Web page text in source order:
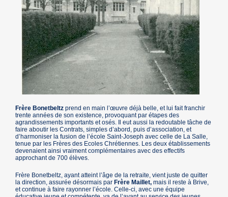
Frère Bonetbeltz prend en main l’œuvre déjà belle, et lui fait franchir
trente années de son existence, provoquant par étapes des
agrandissements importants et osés. Il eut aussi la redoutable tâche de
faire aboutir les Contrats, simples d’abord, puis d’association, et
d’harmoniser la fusion de l’école Saint-Joseph avec celle de La Salle,
tenue par les Frères des Ecoles Chrétiennes. Les deux établissements
devenaient ainsi vraiment complémentaires avec des effectifs
approchant de 700 élèves.
Frère Bonetbeltz, ayant atteint l’âge de la retraite, vient juste de quitter
la direction, assurée désormais par Frère Maillet, mais il reste à Brive,
et continue à faire rayonner l’école. Celle-ci, avec une équipe